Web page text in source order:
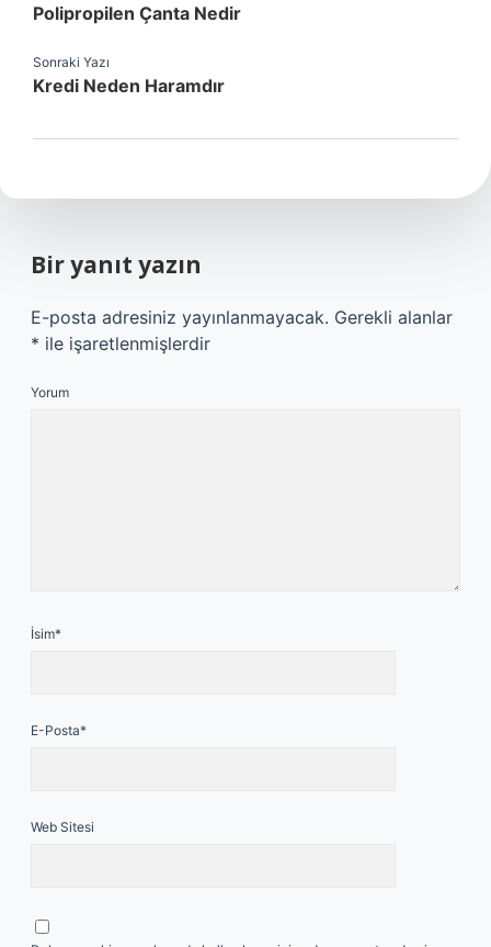
Polipropilen Çanta Nedir
Sonraki Yazı
Kredi Neden Haramdır
Bir yanıt yazın
E-posta adresiniz yayınlanmayacak. Gerekli alanlar
* ile işaretlenmişlerdir
Yorum
İsim*
E-Posta*
Web Sitesi